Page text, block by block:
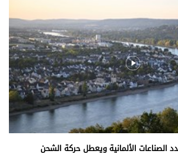
الصناعات الألمانية ويعطل حركة الشحن